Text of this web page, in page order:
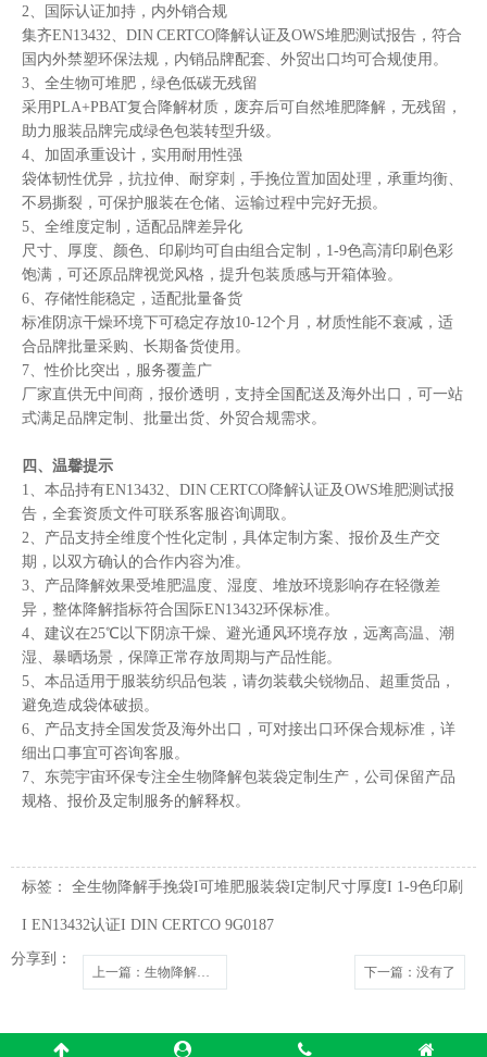
2、国际认证加持，内外销合规
集齐EN13432、DIN CERTCO降解认证及OWS堆肥测试报告，符合
国内外禁塑环保法规，内销品牌配套、外贸出口均可合规使用。
3、全生物可堆肥，绿色低碳无残留
采用PLA+PBAT复合降解材质，废弃后可自然堆肥降解，无残留，
助力服装品牌完成绿色包装转型升级。
4、加固承重设计，实用耐用性强
袋体韧性优异，抗拉伸、耐穿刺，手挽位置加固处理，承重均衡、
不易撕裂，可保护服装在仓储、运输过程中完好无损。
5、全维度定制，适配品牌差异化
尺寸、厚度、颜色、印刷均可自由组合定制，1-9色高清印刷色彩
饱满，可还原品牌视觉风格，提升包装质感与开箱体验。
6、存储性能稳定，适配批量备货
标准阴凉干燥环境下可稳定存放10-12个月，材质性能不衰减，适
合品牌批量采购、长期备货使用。
7、性价比突出，服务覆盖广
厂家直供无中间商，报价透明，支持全国配送及海外出口，可一站
式满足品牌定制、批量出货、外贸合规需求。
四、温馨提示
1、本品持有EN13432、DIN CERTCO降解认证及OWS堆肥测试报
告，全套资质文件可联系客服咨询调取。
2、产品支持全维度个性化定制，具体定制方案、报价及生产交
期，以双方确认的合作内容为准。
3、产品降解效果受堆肥温度、湿度、堆放环境影响存在轻微差
异，整体降解指标符合国际EN13432环保标准。
4、建议在25℃以下阴凉干燥、避光通风环境存放，远离高温、潮
湿、暴晒场景，保障正常存放周期与产品性能。
5、本品适用于服装纺织品包装，请勿装载尖锐物品、超重货品，
避免造成袋体破损。
6、产品支持全国发货及海外出口，可对接出口环保合规标准，详
细出口事宜可咨询客服。
7、东莞宇宙环保专注全生物降解包装袋定制生产，公司保留产品
规格、报价及定制服务的解释权。
标签： 全生物降解手挽袋I可堆肥服装袋I定制尺寸厚度I 1-9色印刷
I EN13432认证I DIN CERTCO 9G0187
分享到：
上一篇 ：生物降解拉链贴骨密封袋 PLA+PBAT 可堆肥服装包装袋 下一篇 ：没有了